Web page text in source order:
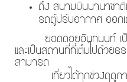
ถึง สนามบินนานาชาติ
รถตู้ปรับอากาศ ออก
ยอดดอยอินทนนท์ เป็น
และเป็นสถานที่ที่เต็มไปด้
สามารถ
เที่ยวได้ทุกช่วงฤดูกาล